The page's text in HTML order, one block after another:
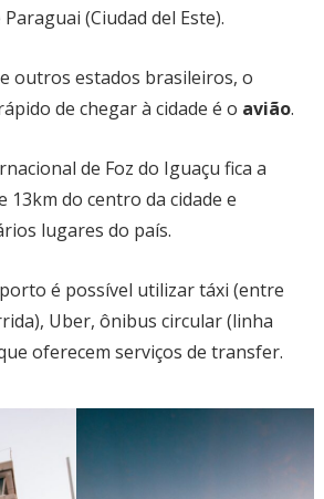
(Ciudad del Este).
outros estados brasileiros, o
de chegar à cidade é o avião.
de Foz do Iguaçu fica a
13km do centro da cidade e
lugares do país.
é possível utilizar táxi (entre
Uber, ônibus circular (linha
oferecem serviços de transfer.